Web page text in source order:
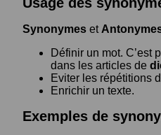
Synonymes et
Définir un mot. C’est
dans les articles de
Eviter les répétitions
Enrichir un texte.
Exemples de